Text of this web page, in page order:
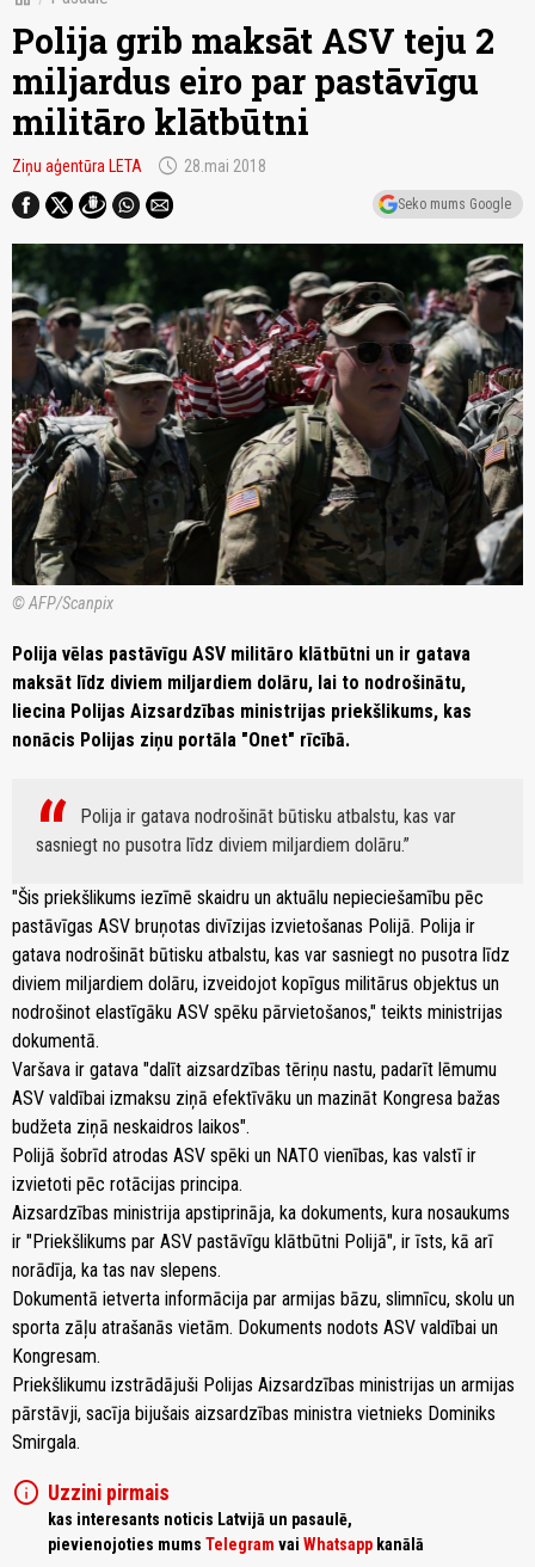
Polija grib maksāt ASV teju 2
miljardus eiro par pastāvīgu
militāro klātbūtni
Ziņu aģentūra LETA schedule 28.mai 2018
Seko mums Google
© AFP/Scanpix
Polija vēlas pastāvīgu ASV militāro klātbūtni un ir gatava
maksāt līdz diviem miljardiem dolāru, lai to nodrošinātu,
liecina Polijas Aizsardzības ministrijas priekšlikums, kas
nonācis Polijas ziņu portāla "Onet" rīcībā.
Polija ir gatava nodrošināt būtisku atbalstu, kas var
sasniegt no pusotra līdz diviem miljardiem dolāru.
"Šis priekšlikums iezīmē skaidru un aktuālu nepieciešamību pēc
pastāvīgas ASV bruņotas divīzijas izvietošanas Polijā. Polija ir
gatava nodrošināt būtisku atbalstu, kas var sasniegt no pusotra līdz
diviem miljardiem dolāru, izveidojot kopīgus militārus objektus un
nodrošinot elastīgāku ASV spēku pārvietošanos," teikts ministrijas
dokumentā.
Varšava ir gatava "dalīt aizsardzības tēriņu nastu, padarīt lēmumu
ASV valdībai izmaksu ziņā efektīvāku un mazināt Kongresa bažas
budžeta ziņā neskaidros laikos".
Polijā šobrīd atrodas ASV spēki un NATO vienības, kas valstī ir
izvietoti pēc rotācijas principa.
Aizsardzības ministrija apstiprināja, ka dokuments, kura nosaukums
ir "Priekšlikums par ASV pastāvīgu klātbūtni Polijā", ir īsts, kā arī
norādīja, ka tas nav slepens.
Dokumentā ietverta informācija par armijas bāzu, slimnīcu, skolu un
sporta zāļu atrašanās vietām. Dokuments nodots ASV valdībai un
Kongresam.
Priekšlikumu izstrādājuši Polijas Aizsardzības ministrijas un armijas
pārstāvji, sacīja bijušais aizsardzības ministra vietnieks Dominiks
Smirgala.
info Uzzini pirmais
kas interesants noticis Latvijā un pasaulē,
pievienojoties mums Telegram vai Whatsapp kanālā